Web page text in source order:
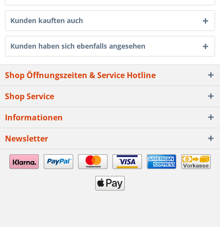
Kunden kauften auch
Kunden haben sich ebenfalls angesehen
Shop Öffnungszeiten & Service Hotline
Shop Service
Informationen
Newsletter